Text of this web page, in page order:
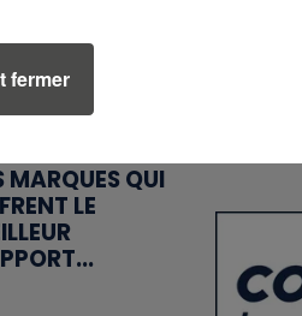
MARQUES QUI
LE
LE
fermer